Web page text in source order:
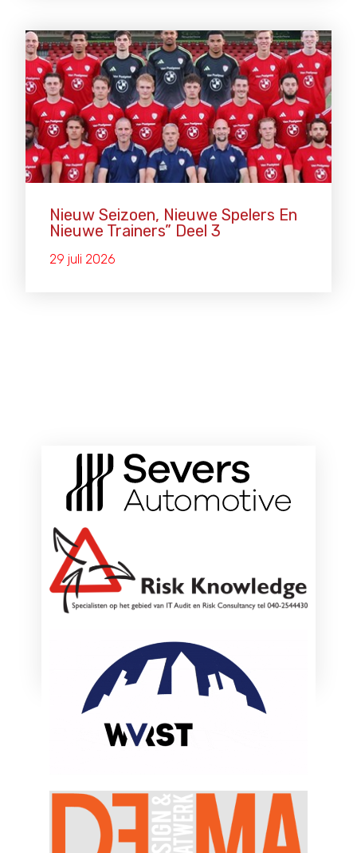
Nieuw Seizoen, Nieuwe Spelers En
Nieuwe Trainers” Deel 3
29 juli 2026
ONZE HOOFDSPONSOREN